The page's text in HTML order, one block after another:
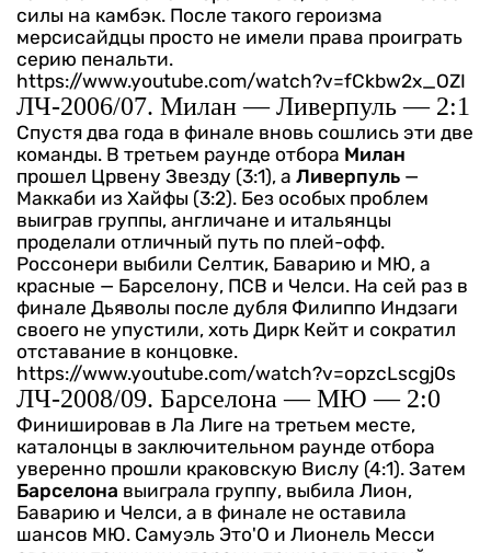
силы на камбэк. После такого героизма
мерсисайдцы просто не имели права проиграть
серию пенальти.
https://www.youtube.com/watch?v=fCkbw2x_OZI
ЛЧ-2006/07. Милан — Ливерпуль — 2:1
Спустя два года в финале вновь сошлись эти две
команды. В третьем раунде отбора Милан
прошел Црвену Звезду (3:1), а Ливерпуль —
Маккаби из Хайфы (3:2). Без особых проблем
выиграв группы, англичане и итальянцы
проделали отличный путь по плей-офф.
Россонери выбили Селтик, Баварию и МЮ, а
красные — Барселону, ПСВ и Челси. На сей раз в
финале Дьяволы после дубля Филиппо Индзаги
своего не упустили, хоть Дирк Кейт и сократил
отставание в концовке.
https://www.youtube.com/watch?v=opzcLscgj0s
ЛЧ-2008/09. Барселона — МЮ — 2:0
Финишировав в Ла Лиге на третьем месте,
каталонцы в заключительном раунде отбора
уверенно прошли краковскую Вислу (4:1). Затем
Барселона выиграла группу, выбила Лион,
Баварию и Челси, а в финале не оставила
шансов МЮ. Самуэль Это'О и Лионель Месси